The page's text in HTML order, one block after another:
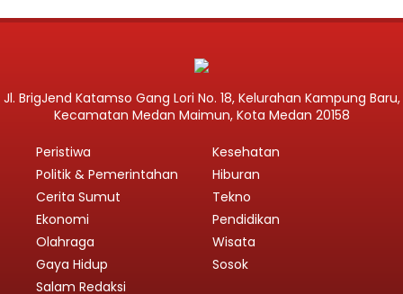
Jl. BrigJend Katamso Gang Lori No. 18, Kelurahan Kampung Baru,
Kecamatan Medan Maimun, Kota Medan 20158
Peristiwa
Politik & Pemerintahan
Cerita Sumut
Ekonomi
Olahraga
Gaya Hidup
Kesehatan
Hiburan
Tekno
Pendidikan
Wisata
Sosok
Salam Redaksi